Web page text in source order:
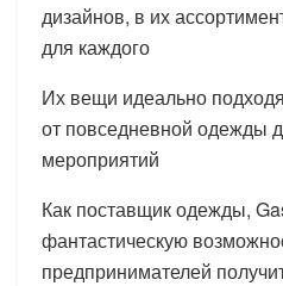
дизайнов, в их
для каждого
Их вещи идеально
от повседневной одежды
мероприятий
Как поставщик одежды,
фантастическую
предпринимателей